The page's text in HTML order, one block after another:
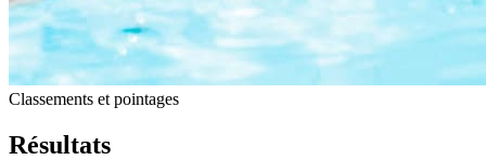
Classements et pointages
Résultats